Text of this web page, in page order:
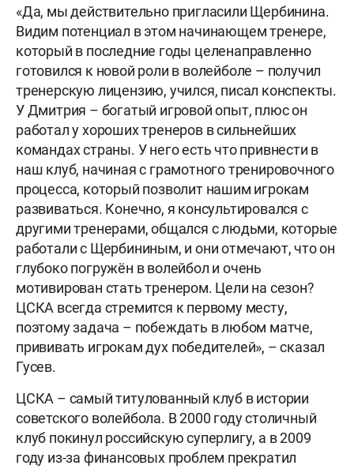
«Да, мы действительно пригласили Щербинина.
Видим потенциал в этом начинающем тренере,
который в последние годы целенаправленно
готовился к новой роли в волейболе – получил
тренерскую лицензию, учился, писал конспекты.
У Дмитрия – богатый игровой опыт, плюс он
работал у хороших тренеров в сильнейших
командах страны. У него есть что привнести в
наш клуб, начиная с грамотного тренировочного
процесса, который позволит нашим игрокам
развиваться. Конечно, я консультировался с
другими тренерами, общался с людьми, которые
работали с Щербининым, и они отмечают, что он
глубоко погружён в волейбол и очень
мотивирован стать тренером. Цели на сезон?
ЦСКА всегда стремится к первому месту,
поэтому задача – побеждать в любом матче,
прививать игрокам дух победителей», – сказал
Гусев.
ЦСКА – самый титулованный клуб в истории
советского волейбола. В 2000 году столичный
клуб покинул российскую суперлигу, а в 2009
году из-за финансовых проблем прекратил